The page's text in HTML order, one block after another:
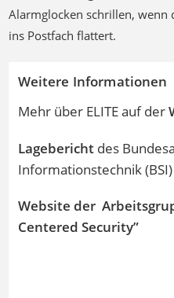
ins Postfach flattert.
Informationstechnik (BSI)
Centered Security”